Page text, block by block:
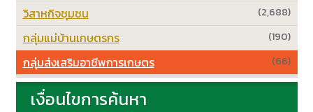
(2,688)
วิสาหกิจชุมชน
(190)
กลุ่มแม่บ้านเกษตรกร
(66)
กลุ่มส่งเสริมอาชีพการเกษตร
เงื่อนไขการค้นหา